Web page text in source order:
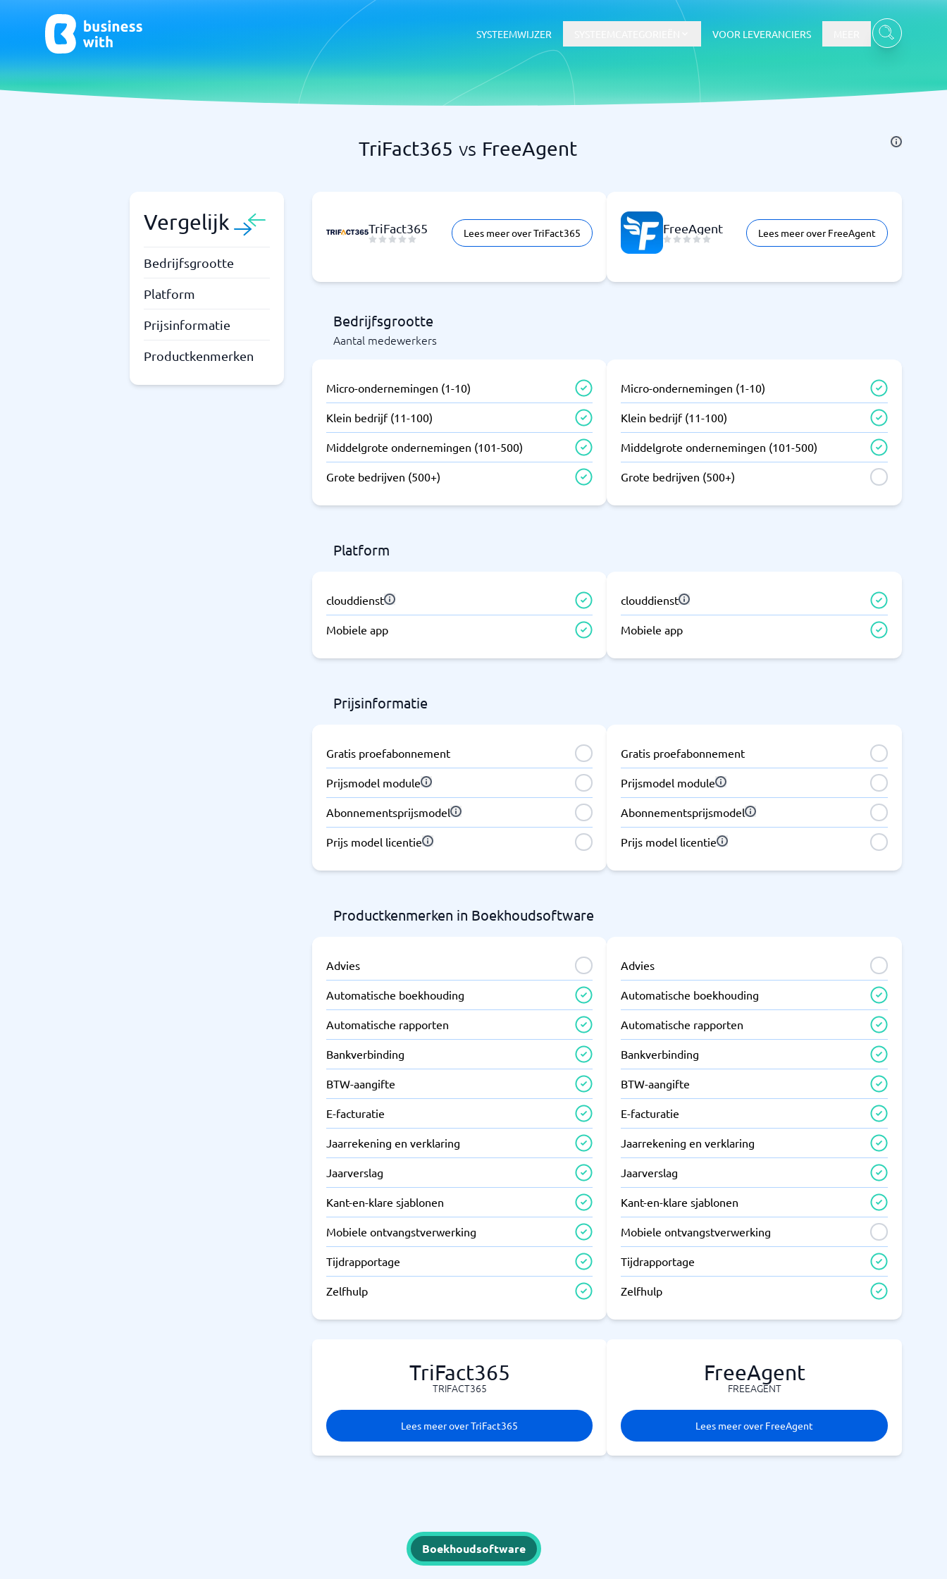
SYSTEEMWIJZER
HR & Talent
Niet zeker welk systeem?
VOOR LEVERANCIERS
TriFact365 vs FreeAgent
Vergelijk
Bedrijfsgrootte
Platform
Prijsinformatie
Productkenmerken
TriFact365 Lees meer over TriFact365 FreeAgent Lees meer over FreeAgent
Bedrijfsgrootte
Aantal medewerkers
Micro-ondernemingen (1-10)
Klein bedrijf (11-100)
Middelgrote ondernemingen (101-500)
Grote bedrijven (500+)
Micro-ondernemingen (1-10)
Klein bedrijf (11-100)
Middelgrote ondernemingen (101-500)
Grote bedrijven (500+)
Platform
clouddienst
Mobiele app
clouddienst
Mobiele app
Prijsinformatie
Gratis proefabonnement
Prijsmodel module
Abonnementsprijsmodel
Prijs model licentie
Gratis proefabonnement
Prijsmodel module
Abonnementsprijsmodel
Prijs model licentie
Productkenmerken in Boekhoudsoftware
Advies
Automatische boekhouding
Automatische rapporten
Bankverbinding
BTW-aangifte
E-facturatie
Jaarrekening en verklaring
Jaarverslag
Kant-en-klare sjablonen
Mobiele ontvangstverwerking
Tijdrapportage
Zelfhulp
Advies
Automatische boekhouding
Automatische rapporten
Bankverbinding
BTW-aangifte
E-facturatie
Jaarrekening en verklaring
Jaarverslag
Kant-en-klare sjablonen
Mobiele ontvangstverwerking
Tijdrapportage
Zelfhulp
TriFact365
TRIFACT365
Lees meer over TriFact365
FreeAgent
FREEAGENT
Lees meer over FreeAgent
Boekhoudsoftware